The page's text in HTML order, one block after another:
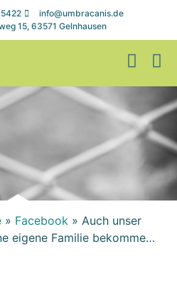
info@umbracanis.de
15, 63571 Gelnhausen
» Facebook » Auch unser
eigene Familie bekomme…